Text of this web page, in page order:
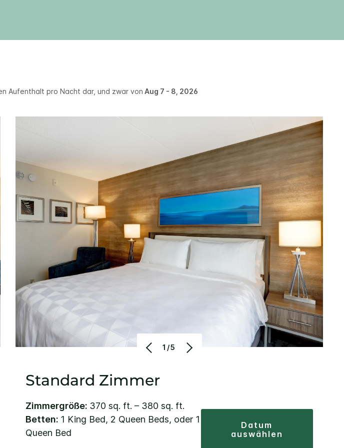
Aufenthalt pro Nacht dar, und zwar von Aug 7 - 8, 2026
1/5
Standard Zimmer
Zimmergröße: 370 sq. ft. – 380 sq. ft.
Betten: 1 King Bed, 2 Queen Beds, oder 1
Queen Bed
datum
auswählen